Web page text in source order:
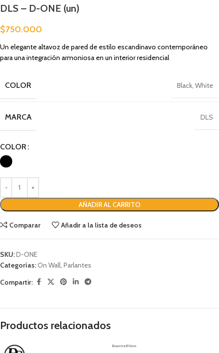
DLS – D-ONE (un)
$750.000
Un elegante altavoz de pared de estilo escandinavo contemporáneo
para una integración armoniosa en un interior residencial
COLOR Black, White
MARCA DLS
COLOR
AÑADIR AL CARRITO
Comparar Añadir a la lista de deseos
SKU:D-ONE
Categorías:On Wall, Parlantes
Compartir:
Productos relacionados